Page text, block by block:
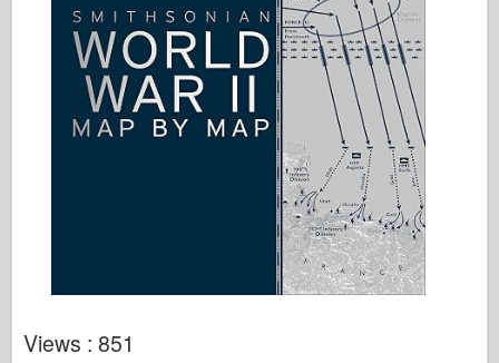
Views : 851